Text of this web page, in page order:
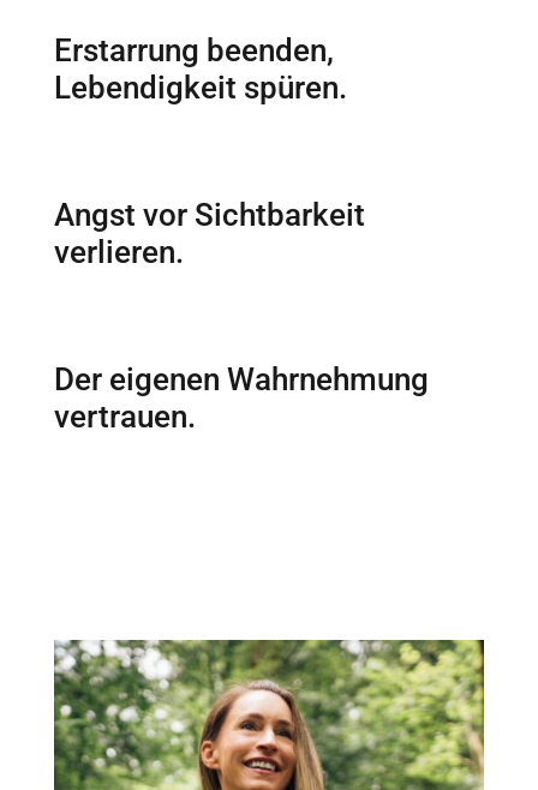
Erstarrung beenden,
Lebendigkeit spüren.
Angst vor Sichtbarkeit
verlieren.
Der eigenen Wahrnehmung
vertrauen.